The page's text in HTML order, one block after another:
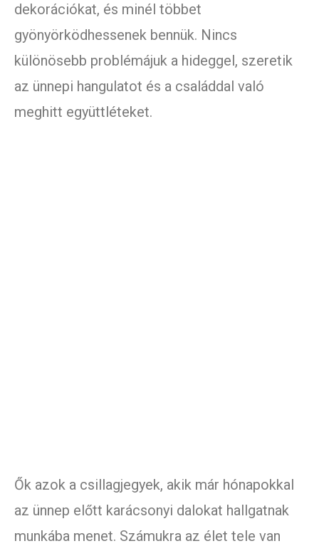
dekorációkat, és minél többet
gyönyörködhessenek bennük. Nincs
különösebb problémájuk a hideggel, szeretik
az ünnepi hangulatot és a családdal való
meghitt együttléteket.
Ők azok a csillagjegyek, akik már hónapokkal
az ünnep előtt karácsonyi dalokat hallgatnak
munkába menet. Számukra az élet tele van